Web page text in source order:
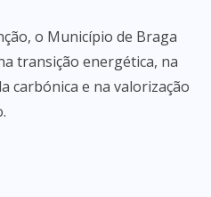
o Município de Braga
transição energética, na
carbónica e na valorização